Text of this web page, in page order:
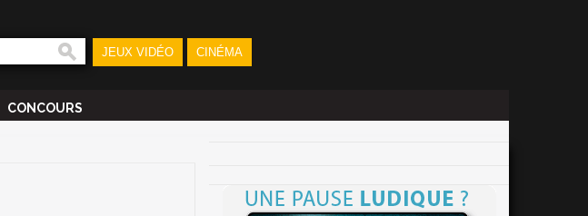
JEUX VIDÉO CINÉMA
CONCOURS